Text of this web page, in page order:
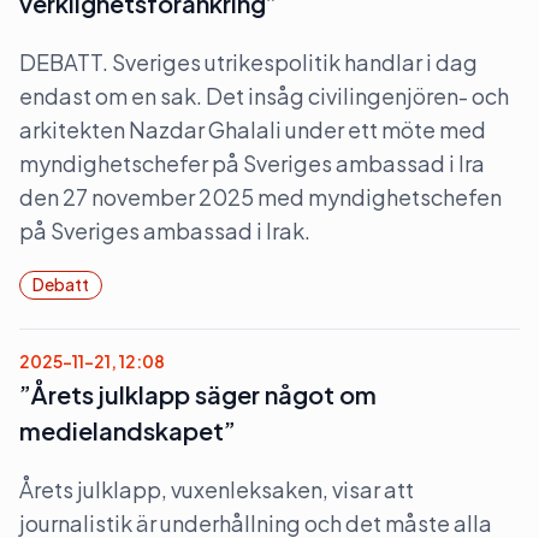
DEBATT. Sveriges utrikespolitik handlar i dag
endast om en sak. Det insåg civilingenjören- och
arkitekten Nazdar Ghalali under ett möte med
myndighetschefer på Sveriges ambassad i Ira
den 27 november 2025 med myndighetschefen
på Sveriges ambassad i Irak.
Debatt
2025-11-21, 12:08
”Årets julklapp säger något om
medielandskapet”
Årets julklapp, vuxenleksaken, visar att
journalistik är underhållning och det måste alla